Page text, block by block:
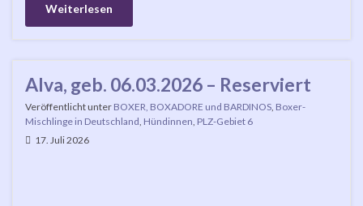
Weiterlesen
Alva, geb. 06.03.2026 – Reserviert
Veröffentlicht unter BOXER, BOXADORE und BARDINOS Boxer-
Mischlinge in Deutschland Hündinnen PLZ-Gebiet 6
17. Juli 2026